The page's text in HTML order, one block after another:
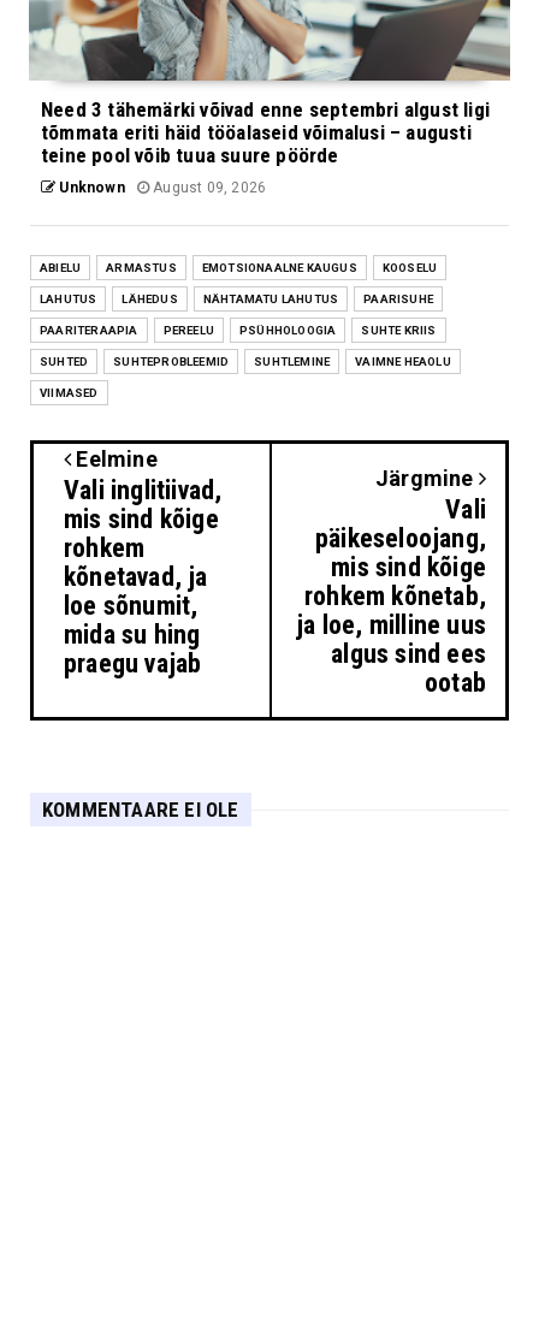
Need 3 tähemärki võivad enne septembri algust ligi
tõmmata eriti häid tööalaseid võimalusi – augusti
teine pool võib tuua suure pöörde
Unknown August 09, 2026
ABIELU ARMASTUS EMOTSIONAALNE KAUGUS KOOSELU
LAHUTUS LÄHEDUS NÄHTAMATU LAHUTUS PAARISUHE
PAARITERAAPIA PEREELU PSÜHHOLOOGIA SUHTE KRIIS
SUHTED SUHTEPROBLEEMID SUHTLEMINE VAIMNE HEAOLU
VIIMASED
Eelmine
Vali inglitiivad,
mis sind kõige
rohkem
kõnetavad, ja
loe sõnumit,
mida su hing
praegu vajab
Järgmine
Vali
päikeseloojang,
mis sind kõige
rohkem kõnetab,
ja loe, milline uus
algus sind ees
ootab
KOMMENTAARE EI OLE